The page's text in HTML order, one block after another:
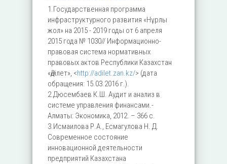
1.Государственная программа
инфраструктурного развития «Нұрлы
жол» на 2015 - 2019 годы от 6 апреля
2015 года № 1030// Информационно-
правовая система нормативных
правовых актов Республики Казахстан
«Әділет», <http://adilet.zan.kz/> (дата
обращения: 15.03.2016 г.).
2.Дюсембаев К.Ш. Аудит и анализ в
системе управления финансами.-
Алматы: Экономика, 2012. – 366 с.
3.Исмаилова Р.А., Есмагулова Н. Д.
Современное состояние
инновационной деятельности
предприятий Казахстана